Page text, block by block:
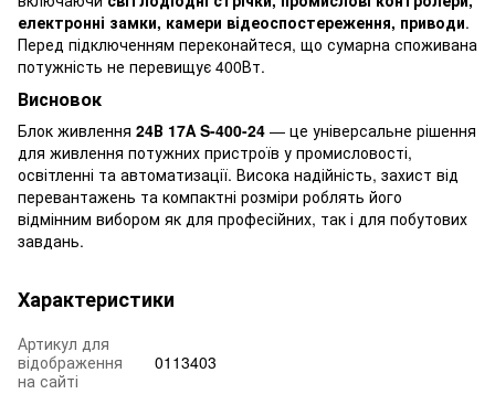
електронні замки, камери відеоспостереження, приводи.
Перед підключенням переконайтеся, що сумарна споживана
потужність не перевищує 400Вт.
Висновок
Блок живлення 24В 17А S-400-24 — це універсальне рішення
для живлення потужних пристроїв у промисловості,
освітленні та автоматизації. Висока надійність, захист від
перевантажень та компактні розміри роблять його
відмінним вибором як для професійних, так і для побутових
завдань.
Характеристики
Артикул для
відображення
на сайті
0113403